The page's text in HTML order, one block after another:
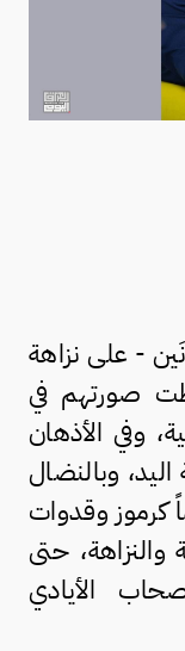
- على نزاهة
صورتهم في
وفي الأذهان
وبالنضال
كرموز وقدوات
والنزاهة، حتى
الأيادي